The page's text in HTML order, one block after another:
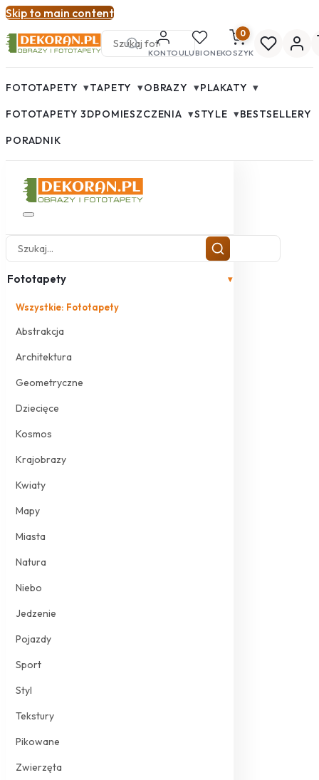
Skip to main content
KONTOULUBIONE
0
KOSZYK
FOTOTAPETY ▾TAPETY ▾OBRAZY ▾PLAKATY ▾
FOTOTAPETY 3DPOMIESZCZENIA ▾STYLE ▾BESTSELLERY
PORADNIK
Fototapety ▾
Wszystkie: Fototapety
Abstrakcja
Architektura
Geometryczne
Dziecięce
Kosmos
Krajobrazy
Kwiaty
Mapy
Miasta
Natura
Niebo
Jedzenie
Pojazdy
Sport
Styl
Tekstury
Pikowane
Zwierzęta